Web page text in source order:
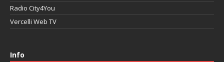
Radio City4You
Vercelli Web TV
Info